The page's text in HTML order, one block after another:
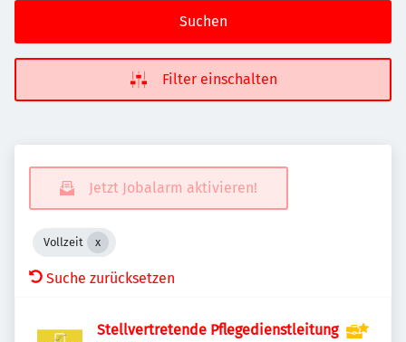
Suchen
Filter einschalten
Jetzt Jobalarm aktivieren!
Vollzeit
Suche zurücksetzen
Stellvertretende Pflegedienstleitung